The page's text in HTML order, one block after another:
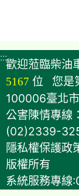
:::歡迎蒞臨柴油
5167 位 您是
100006臺北
公害陳情專
(02)2339-
隱私權保護政
版權所有
系統服務專